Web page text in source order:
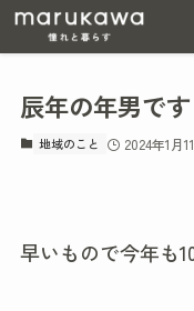
辰年の年男です
地域のこと 2024年1月
早いもので今年も